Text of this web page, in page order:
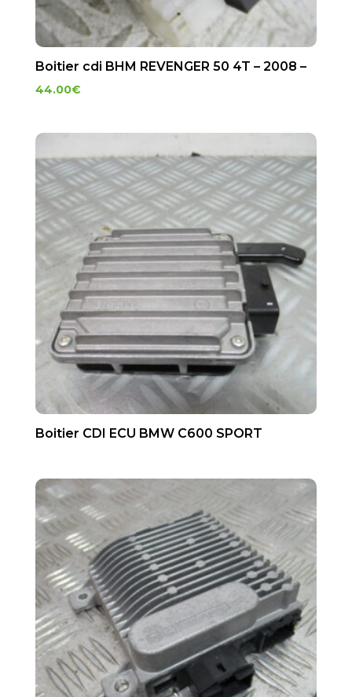
Boitier cdi BHM REVENGER 50 4T – 2008 –
44.00€
Boitier CDI ECU BMW C600 SPORT